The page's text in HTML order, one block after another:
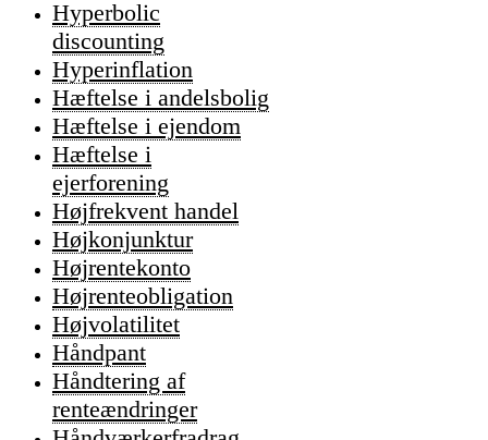
Hyperbolic
discounting
Hyperinflation
Hæftelse i andelsbolig
Hæftelse i ejendom
Hæftelse i
ejerforening
Højfrekvent handel
Højkonjunktur
Højrentekonto
Højrenteobligation
Højvolatilitet
Håndpant
Håndtering af
renteændringer